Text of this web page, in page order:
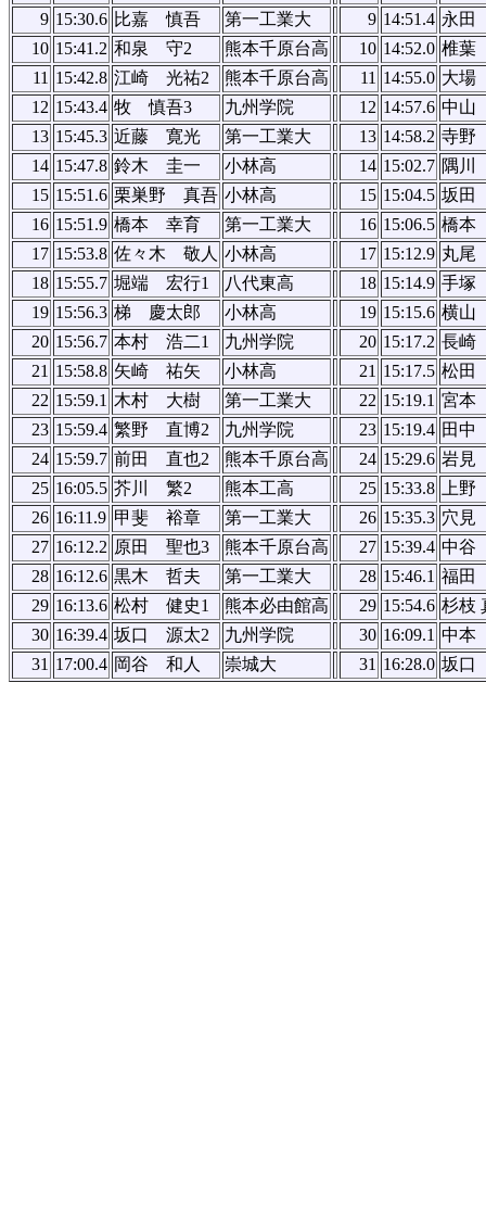
9 15:30.6 比嘉 慎吾 第一工業大 9 14:51.4 永
10 15:41.2 和泉 守2 熊本千原台高 10 14:52.0 椎葉
11 15:42.8 江崎 光祐2 熊本千原台高 11 14:55.0 大
12 15:43.4 牧 慎吾3 九州学院 12 14:57.6 中
13 15:45.3 近藤 寛光 第一工業大 13 14:58.2 寺野
14 15:47.8 鈴木 圭一 小林高 14 15:02.7 隅
15 15:51.6 栗巣野 真吾 小林高 15 15:04.5 坂田
16 15:51.9 橋本 幸育 第一工業大 16 15:06.5 橋本
17 15:53.8 佐々木 敬人 小林高 17 15:12.9 丸
18 15:55.7 堀端 宏行1 八代東高 18 15:14.9 手塚
19 15:56.3 梯 慶太郎 小林高 19 15:15.6 横山
20 15:56.7 本村 浩二1 九州学院 20 15:17.2 長崎
21 15:58.8 矢崎 祐矢 小林高 21 15:17.5 松田
22 15:59.1 木村 大樹 第一工業大 22 15:19.1 宮本
23 15:59.4 繁野 直博2 九州学院 23 15:19.4 田
24 15:59.7 前田 直也2 熊本千原台高 24 15:29.6 岩見
25 16:05.5 芥川 繁2 熊本工高 25 15:33.8
上
26 16:11.9 甲斐 裕章 第一工業大 26 15:35.3 穴見
27 16:12.2 原田 聖也3 熊本千原台高 27 15:39.4 中
28 16:12.6 黒木 哲夫 第一工業大 28 15:46.1 福
29 16:13.6 松村 健史1 熊本必由館高 29 15:54.6 杉枝
30 16:39.4 坂口 源太2 九州学院 30 16:09.1 中本
31 17:00.4 岡谷 和人 崇城大 31 16:28.0 坂口